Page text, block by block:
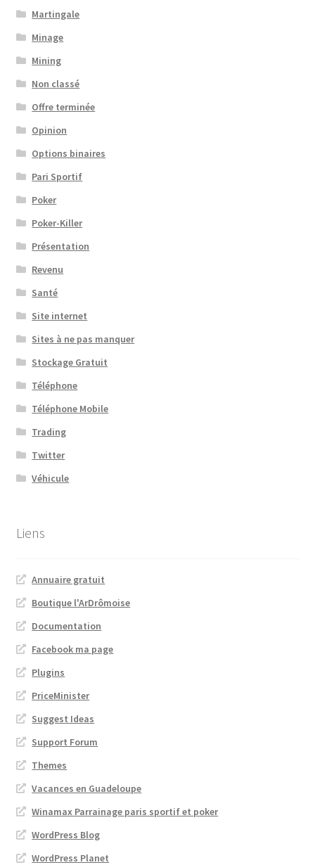
Martingale
Minage
Mining
Non classé
Offre terminée
Opinion
Options binaires
Pari Sportif
Poker
Poker-Killer
Présentation
Revenu
Santé
Site internet
Sites à ne pas manquer
Stockage Gratuit
Téléphone
Téléphone Mobile
Trading
Twitter
Véhicule
Liens
Annuaire gratuit
Boutique l'ArDrômoise
Documentation
Facebook ma page
Plugins
PriceMinister
Suggest Ideas
Support Forum
Themes
Vacances en Guadeloupe
Winamax Parrainage paris sportif et poker
WordPress Blog
WordPress Planet